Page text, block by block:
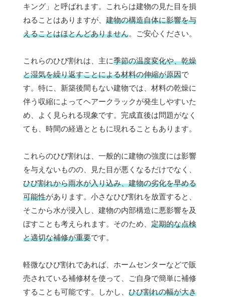
キング」と呼ばれます。これらは建物の見た目を損
ねることはありますが、 建物の構造自体に影響を与
えることはほとんどありません。ご安心ください。
これらのひび割れは、主に季節の温度変化や、乾燥
と湿気を繰り返すことによる材料の伸縮が原因で
す。特に、新築後間もない建物では、材料の乾燥に
伴う収縮によってヘアークラックが発生しやすいた
め、よく見られる現象です。完成直後は問題がなく
ても、時間の経過とともに現れることもあります。
これらのひび割れは、一般的に建物の強度には影響
を与えないものの、見た目が悪くなるだけでなく、
ひび割れから雨水が入り込み、建物の劣化を早める
可能性があります。小さなひび割れを放置すると、
そこから水が浸入し、建物の内部構造に悪影響を及
ぼすことも考えられます。そのため、 定期的な点検
と適切な補修が重要です。
軽微なひび割れであれば、ホームセンターなどで販
売されている補修材を使って、ご自身で簡単に補修
することも可能です。しかし、 ひび割れの幅が大き